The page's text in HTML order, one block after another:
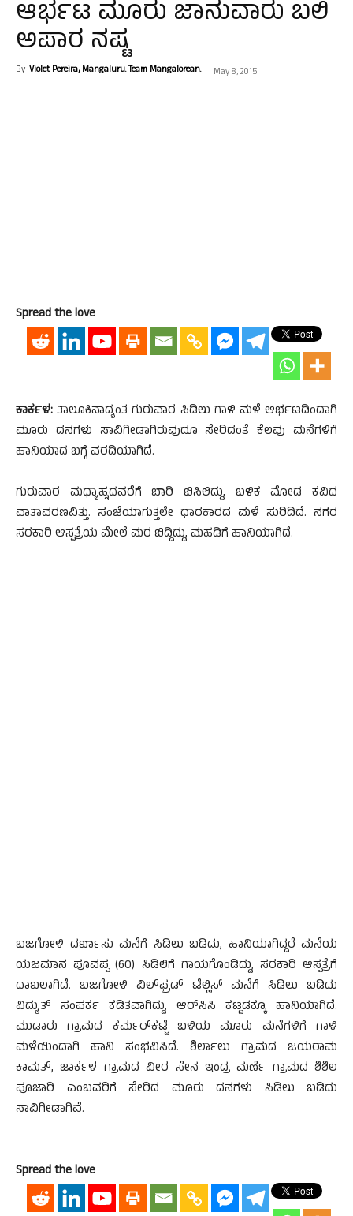
ಆರ್ಭಟ ಮೂರು ಜಾನುವಾರು ಬಲಿ
ಅಪಾರ ನಷ್ಟ
By Violet Pereira, Mangaluru. Team Mangalorean. - May 8, 2015
Spread the love
ಕಾರ್ಕಳ: ತಾಲೂಕಿನಾದ್ಯಂತ ಗುರುವಾರ ಸಿಡಿಲು ಗಾಳಿ ಮಳೆ ಆರ್ಭಟದಿಂದಾಗಿ
ಮೂರು ದನಗಳು ಸಾವಿಗೀಡಾಗಿರುವುದೂ ಸೇರಿದಂತೆ ಕೆಲವು ಮನೆಗಳಿಗೆ
ಹಾನಿಯಾದ ಬಗ್ಗೆ ವರದಿಯಾಗಿದೆ.
ಗುರುವಾರ ಮಧ್ಯಾಹ್ನದವರೆಗೆ ಬಾರಿ ಬಿಸಿಲಿದ್ದು, ಬಳಿಕ ಮೋಡ ಕವಿದ
ವಾತಾವರಣವಿತ್ತು. ಸಂಜೆಯಾಗುತ್ತಲೇ ಧಾರಕಾರದ ಮಳೆ ಸುರಿದಿದೆ. ನಗರ
ಸರಕಾರಿ ಆಸ್ಪತ್ರೆಯ ಮೇಲೆ ಮರ ಬಿದ್ದಿದ್ದು, ಮಹಡಿಗೆ ಹಾನಿಯಾಗಿದೆ.
ಬಜಗೋಳಿ ದರ್ಖಾಸು ಮನೆಗೆ ಸಿಡಿಲು ಬಡಿದು, ಹಾನಿಯಾಗಿದ್ದರೆ ಮನೆಯ
ಯಜಮಾನ ಪೂವಪ್ಪ (60) ಸಿಡಿಲಿಗೆ ಗಾಯಗೊಂಡಿದ್ದು, ಸರಕಾರಿ ಆಸ್ಪತ್ರೆಗೆ
ದಾಖಲಾಗಿದೆ. ಬಜಗೋಳಿ ವಿಲ್‌ಫ್ರಡ್ ಟೆಲ್ಲಿಸ್ ಮನೆಗೆ ಸಿಡಿಲು ಬಡಿದು
ವಿದ್ಯುತ್ ಸಂಪರ್ಕ ಕಡಿತವಾಗಿದ್ದು, ಆರ್‌ಸಿಸಿ ಕಟ್ಟಡಕ್ಕೂ ಹಾನಿಯಾಗಿದೆ.
ಮುಡಾರು ಗ್ರಾಮದ ಕರ್ಮರ್‌ಕಟ್ಟೆ ಬಳಿಯ ಮೂರು ಮನೆಗಳಿಗೆ ಗಾಳಿ
ಮಳೆಯಿಂದಾಗಿ ಹಾನಿ ಸಂಭವಿಸಿದೆ. ಶಿರ್ಲಾಲು ಗ್ರಾಮದ ಜಯರಾಮ
ಕಾಮತ್, ಜಾರ್ಕಳ ಗ್ರಾಮದ ವೀರ ಸೇನ ಇಂದ್ರ ಮರ್ಣೆ ಗ್ರಾಮದ ಶಿಶಿಲ
ಪೂಜಾರಿ ಎಂಬವರಿಗೆ ಸೇರಿದ ಮೂರು ದನಗಳು ಸಿಡಿಲು ಬಡಿದು
ಸಾವಿಗೀಡಾಗಿವೆ.
Spread the love